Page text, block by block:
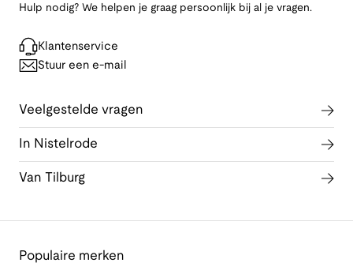
Hulp nodig? We helpen je graag persoonlijk bij al je vragen.
Klantenservice
Stuur een e-mail
Veelgestelde vragen
In Nistelrode
Van Tilburg
Populaire merken